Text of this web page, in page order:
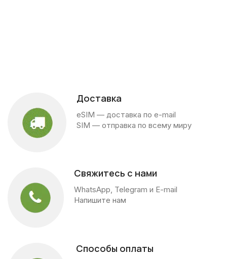
Доставка
eSIM — доставка по e-mail
SIM — отправка по всему миру
Свяжитесь с нами
WhatsApp, Telegram и E-mail
Напишите нам
Способы оплаты